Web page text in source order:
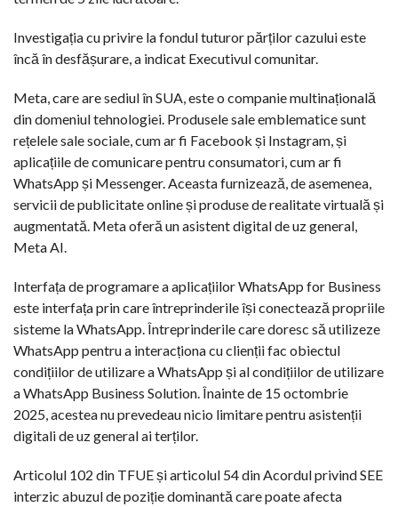
Investigația cu privire la fondul tuturor părților cazului este
încă în desfășurare, a indicat Executivul comunitar.
Meta, care are sediul în SUA, este o companie multinațională
din domeniul tehnologiei. Produsele sale emblematice sunt
rețelele sale sociale, cum ar fi Facebook și Instagram, și
aplicațiile de comunicare pentru consumatori, cum ar fi
WhatsApp și Messenger. Aceasta furnizează, de asemenea,
servicii de publicitate online și produse de realitate virtuală și
augmentată. Meta oferă un asistent digital de uz general,
Meta AI.
Interfața de programare a aplicațiilor WhatsApp for Business
este interfața prin care întreprinderile își conectează propriile
sisteme la WhatsApp. Întreprinderile care doresc să utilizeze
WhatsApp pentru a interacționa cu clienții fac obiectul
condițiilor de utilizare a WhatsApp și al condițiilor de utilizare
a WhatsApp Business Solution. Înainte de 15 octombrie
2025, acestea nu prevedeau nicio limitare pentru asistenții
digitali de uz general ai terților.
Articolul 102 din TFUE și articolul 54 din Acordul privind SEE
interzic abuzul de poziție dominantă care poate afecta